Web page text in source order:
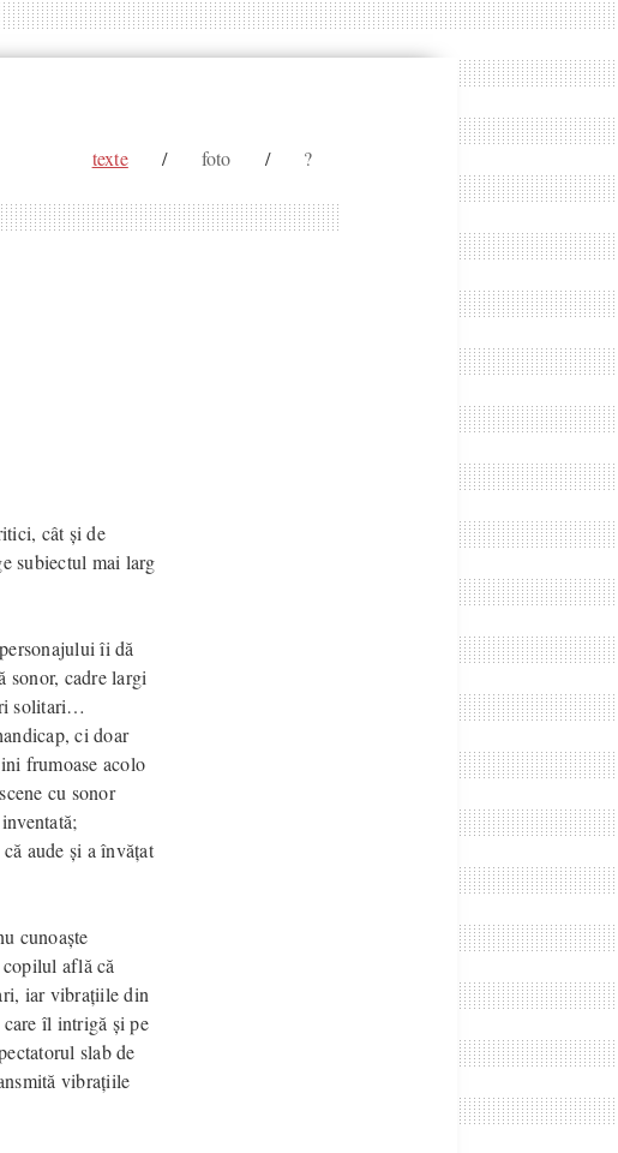
texte / foto / ?
cât și de
subiectul mai larg
îi dă
sonor, cadre largi
solitari…
ci doar
frumoase acolo
cu sonor
aude și a învățat
cunoaște
află că
iar vibrațiile din
îl intrigă și pe
slab de
vibrațiile